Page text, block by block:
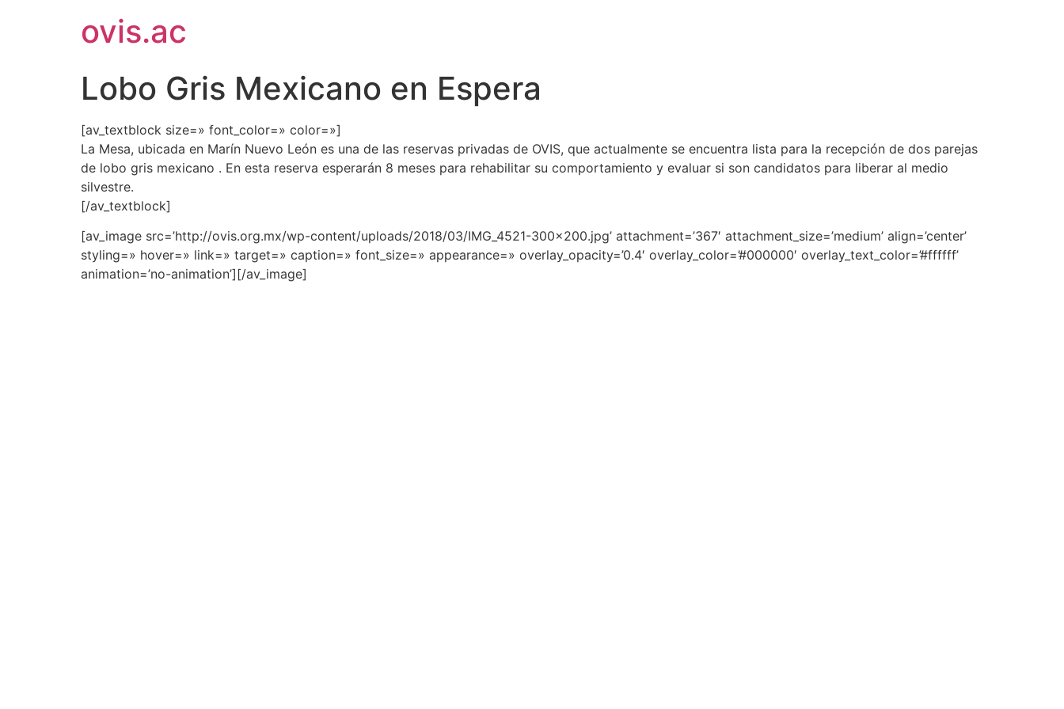
ovis.ac
Lobo Gris Mexicano en Espera
[av_textblock size=» font_color=» color=»]
La Mesa, ubicada en Marín Nuevo León es una de las reservas privadas de OVIS, que actualmente se encuentra lista para la recepción de dos parejas
de lobo gris mexicano . En esta reserva esperarán 8 meses para rehabilitar su comportamiento y evaluar si son candidatos para liberar al medio
silvestre.
[/av_textblock]
[av_image src=’http://ovis.org.mx/wp-content/uploads/2018/03/IMG_4521-300×200.jpg’ attachment=’367′ attachment_size=’medium’ align=’center’
styling=» hover=» link=» target=» caption=» font_size=» appearance=» overlay_opacity=’0.4′ overlay_color=’#000000′ overlay_text_color=’#ffffff’
animation=’no-animation’][/av_image]